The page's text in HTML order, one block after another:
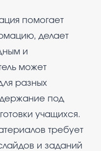
помогает
делает
и
может
разных
под
учащихся.
требует
и заданий